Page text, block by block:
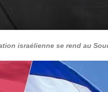
israélienne se rend au